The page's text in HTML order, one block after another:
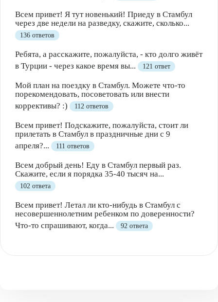
Всем привет! Я тут новенький! Приеду в Стамбул
через две недели на разведку, скажите, сколько...
136 ответов
Ребята, а расскажите, пожалуйста, - кто долго живёт
в Турции - через какое время вы...
121 ответ
Мой план на поездку в Стамбул. Можете что-то
порекомендовать, посоветовать или внести
коррективы? :)
112 ответов
Всем привет! Подскажите, пожалуйста, стоит ли
прилетать в Стамбул в праздничные дни с 9
апреля?...
111 ответов
Всем добрый день! Еду в Стамбул первый раз.
Скажите, если я порядка 35-40 тысяч на...
102 ответа
Всем привет! Летал ли кто-нибудь в Стамбул с
несовершеннолетним ребенком по доверенности?
Что-то спрашивают, когда...
92 ответа